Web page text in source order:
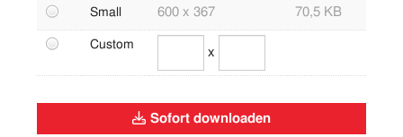
Telekommunikation
Abwasser
Small 600 x 367 70,5 KB
Custom x
Sofort downloaden